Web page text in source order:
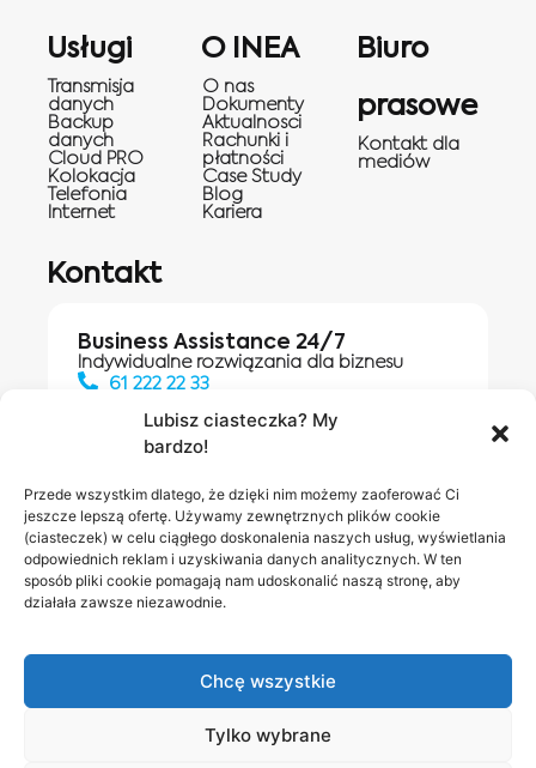
Lubisz ciasteczka? My
bardzo!
Przede wszystkim dlatego, że dzięki nim możemy zaoferować Ci
jeszcze lepszą ofertę. Używamy zewnętrznych plików cookie
(ciasteczek) w celu ciągłego doskonalenia naszych usług, wyświetlania
odpowiednich reklam i uzyskiwania danych analitycznych. W ten
sposób pliki cookie pomagają nam udoskonalić naszą stronę, aby
działała zawsze niezawodnie.
Chcę wszystkie
Tylko wybrane
Usługi
Transmisja
danych
Backup
danych
Cloud PRO
Kolokacja
Telefonia
Internet
O INEA
O nas
Dokumenty
Aktualnosci
Rachunki i
płatności
Case Study
Blog
Kariera
Biuro
prasowe
Kontakt dla
mediów
Kontakt
Business Assistance 24/7
Indywidualne rozwiązania dla biznesu
61 222 22 33
Salony INEA
Napisz do